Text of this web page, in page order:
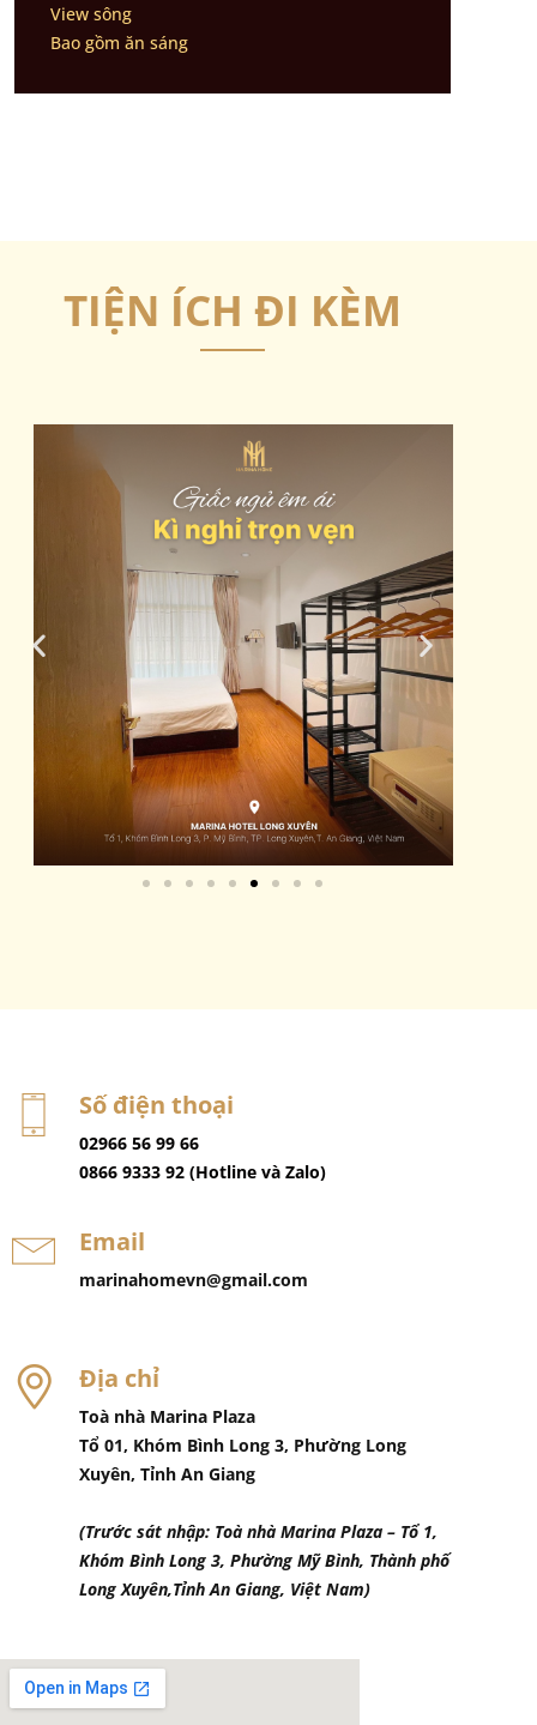
View sông
Bao gồm ăn sáng
TIỆN ÍCH ĐI KÈM
Số điện thoại
02966 56 99 66
Email
marinahomevn@gmail.com
Địa chỉ
Toà nhà Marina Plaza
Tổ 01, Khóm Bình Long 3, Phường Long
Xuyên, Tỉnh An Giang
(Trước sát nhập: Toà nhà Marina Plaza – Tổ 1,
Khóm Bình Long 3, Phường Mỹ Bình, Thành phố
Long Xuyên,Tỉnh An Giang, Việt Nam)